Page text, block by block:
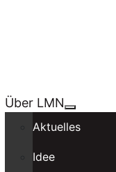
Über LMN
Aktuelles
Idee